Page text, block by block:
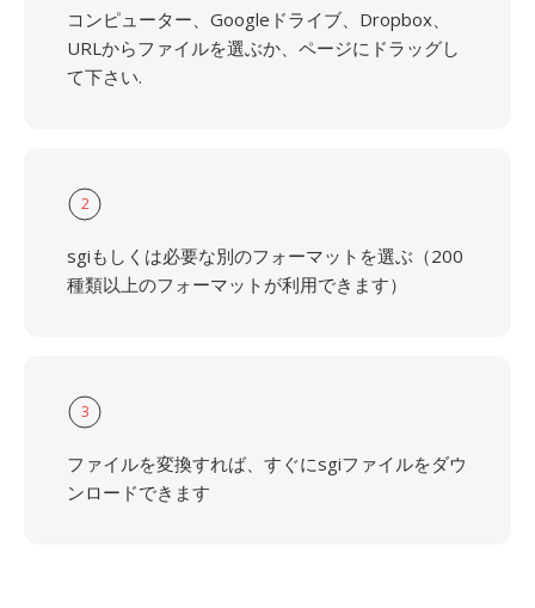
コンピューター、Googleドライブ、Dropbox、
URLからファイルを選ぶか、ページにドラッグし
て下さい.
2
sgiもしくは必要な別のフォーマットを選ぶ（200
種類以上のフォーマットが利用できます）
3
ファイルを変換すれば、すぐにsgiファイルをダウ
ンロードできます